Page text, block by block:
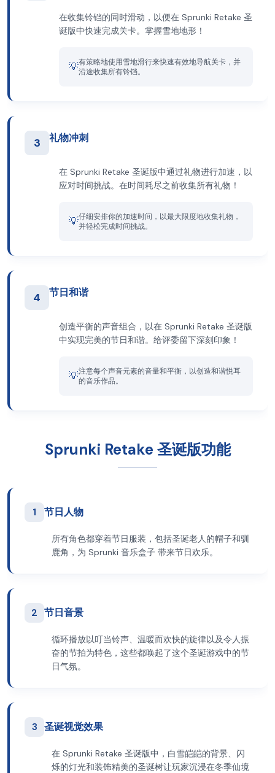
在收集铃铛的同时滑动，以便在 Sprunki Retake 圣
诞版中快速完成关卡。掌握雪地地形！
💡有策略地使用雪地滑行来快速有效地导航关卡，并
沿途收集所有铃铛。
3 礼物冲刺
在 Sprunki Retake 圣诞版中通过礼物进行加速，以
应对时间挑战。在时间耗尽之前收集所有礼物！
💡仔细安排你的加速时间，以最大限度地收集礼物，
并轻松完成时间挑战。
4 节日和谐
创造平衡的声音组合，以在 Sprunki Retake 圣诞版
中实现完美的节日和谐。给评委留下深刻印象！
💡注意每个声音元素的音量和平衡，以创造和谐悦耳
的音乐作品。
Sprunki Retake 圣诞版功能
1 节日人物
所有角色都穿着节日服装，包括圣诞老人的帽子和驯
鹿角，为 Sprunki 音乐盒子 带来节日欢乐。
2 节日音景
循环播放以叮当铃声、温暖而欢快的旋律以及令人振
奋的节拍为特色，这些都唤起了这个圣诞游戏中的节
日气氛。
3 圣诞视觉效果
在 Sprunki Retake 圣诞版中，白雪皑皑的背景、闪
烁的灯光和装饰精美的圣诞树让玩家沉浸在冬季仙境